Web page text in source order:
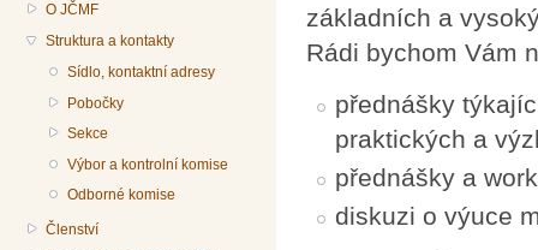
O JČMF
Struktura a kontakty
Sídlo, kontaktní adresy
Pobočky
Sekce
Výbor a kontrolní komise
Odborné komise
Členství
základních a
Rádi bychom Vám
přednášky
praktických a
přednášky a
diskuzi o výuce